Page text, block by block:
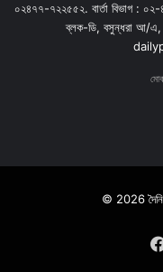
০২৪৭৭-৭২২৫৫২. বার্তা বিভাগ :
ব্লক-ডি, বসুন্ধরা আ/
© 2026 দৈনিক